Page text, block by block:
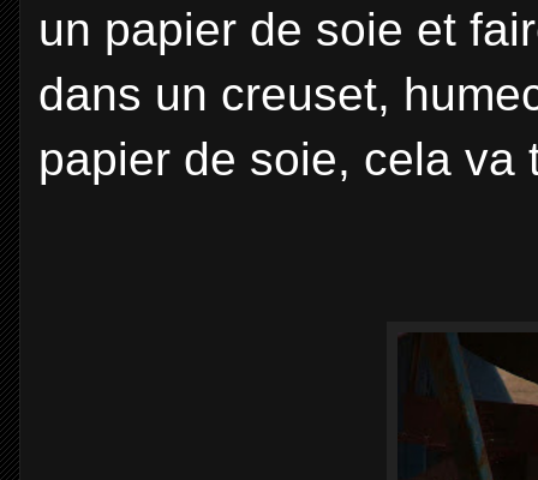
un papier de soie et
dans un creuset,
papier de soie, cela va